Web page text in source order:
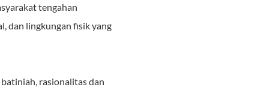
tengahan
dan lingkungan fisik yang
rasionalitas dan